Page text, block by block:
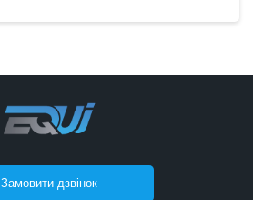
Замовити дзвінок